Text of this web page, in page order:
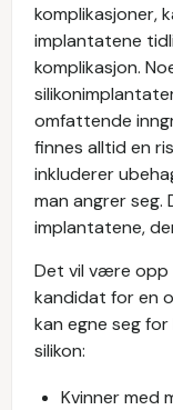
komplikasjoner,
implantatene
komplikasjon.
omfattende
finnes alltid en
inkluderer
man angrer seg.
implantatene,
Det vil være opp
kandidat for en
kan egne seg
silikon:
Kvinner med